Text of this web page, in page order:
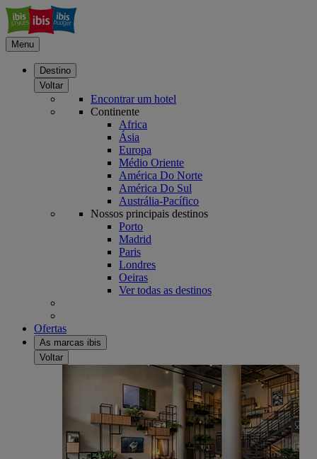
Menu
Destino
Voltar
Encontrar um hotel
Continente
Africa
Ásia
Europa
Médio Oriente
América Do Norte
América Do Sul
Austrália-Pacífico
Nossos principais destinos
Porto
Madrid
Paris
Londres
Oeiras
Ver todas as destinos
Ofertas
As marcas ibis
Voltar